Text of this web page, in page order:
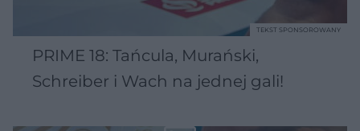
PRIME 18: Tańcula, Murański,
Schreiber i Wach na jednej gali!
TEKST SPONSOROWANY